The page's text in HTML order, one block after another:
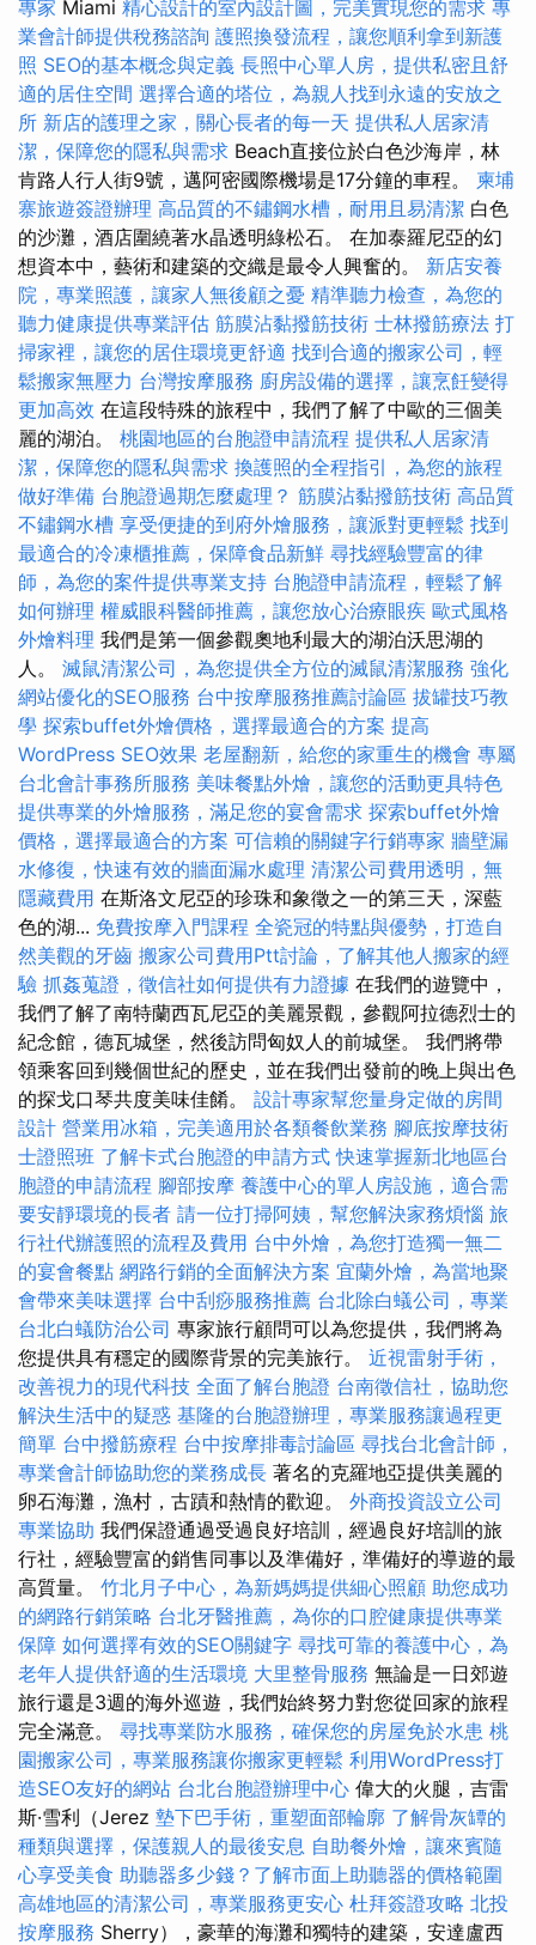
專家 Miami 精心設計的室內設計圖，完美實現您的需求 專
業會計師提供稅務諮詢 護照換發流程，讓您順利拿到新護
照 SEO的基本概念與定義 長照中心單人房，提供私密且舒
適的居住空間 選擇合適的塔位，為親人找到永遠的安放之
所 新店的護理之家，關心長者的每一天 提供私人居家清
潔，保障您的隱私與需求 Beach直接位於白色沙海岸，林
肯路人行人街9號，邁阿密國際機場是17分鐘的車程。 柬埔
寨旅遊簽證辦理 高品質的不鏽鋼水槽，耐用且易清潔 白色
的沙灘，酒店圍繞著水晶透明綠松石。 在加泰羅尼亞的幻
想資本中，藝術和建築的交織是最令人興奮的。 新店安養
院，專業照護，讓家人無後顧之憂 精準聽力檢查，為您的
聽力健康提供專業評估 筋膜沾黏撥筋技術 士林撥筋療法 打
掃家裡，讓您的居住環境更舒適 找到合適的搬家公司，輕
鬆搬家無壓力 台灣按摩服務 廚房設備的選擇，讓烹飪變得
更加高效 在這段特殊的旅程中，我們了解了中歐的三個美
麗的湖泊。 桃園地區的台胞證申請流程 提供私人居家清
潔，保障您的隱私與需求 換護照的全程指引，為您的旅程
做好準備 台胞證過期怎麼處理？ 筋膜沾黏撥筋技術 高品質
不鏽鋼水槽 享受便捷的到府外燴服務，讓派對更輕鬆 找到
最適合的冷凍櫃推薦，保障食品新鮮 尋找經驗豐富的律
師，為您的案件提供專業支持 台胞證申請流程，輕鬆了解
如何辦理 權威眼科醫師推薦，讓您放心治療眼疾 歐式風格
外燴料理 我們是第一個參觀奧地利最大的湖泊沃思湖的
人。 滅鼠清潔公司，為您提供全方位的滅鼠清潔服務 強化
網站優化的SEO服務 台中按摩服務推薦討論區 拔罐技巧教
學 探索buffet外燴價格，選擇最適合的方案 提高
WordPress SEO效果 老屋翻新，給您的家重生的機會 專屬
台北會計事務所服務 美味餐點外燴，讓您的活動更具特色
提供專業的外燴服務，滿足您的宴會需求 探索buffet外燴
價格，選擇最適合的方案 可信賴的關鍵字行銷專家 牆壁漏
水修復，快速有效的牆面漏水處理 清潔公司費用透明，無
隱藏費用 在斯洛文尼亞的珍珠和象徵之一的第三天，深藍
色的湖... 免費按摩入門課程 全瓷冠的特點與優勢，打造自
然美觀的牙齒 搬家公司費用Ptt討論，了解其他人搬家的經
驗 抓姦蒐證，徵信社如何提供有力證據 在我們的遊覽中，
我們了解了南特蘭西瓦尼亞的美麗景觀，參觀阿拉德烈士的
紀念館，德瓦城堡，然後訪問匈奴人的前城堡。 我們將帶
領乘客回到幾個世紀的歷史，並在我們出發前的晚上與出色
的探戈口琴共度美味佳餚。 設計專家幫您量身定做的房間
設計 營業用冰箱，完美適用於各類餐飲業務 腳底按摩技術
士證照班 了解卡式台胞證的申請方式 快速掌握新北地區台
胞證的申請流程 腳部按摩 養護中心的單人房設施，適合需
要安靜環境的長者 請一位打掃阿姨，幫您解決家務煩惱 旅
行社代辦護照的流程及費用 台中外燴，為您打造獨一無二
的宴會餐點 網路行銷的全面解決方案 宜蘭外燴，為當地聚
會帶來美味選擇 台中刮痧服務推薦 台北除白蟻公司，專業
台北白蟻防治公司 專家旅行顧問可以為您提供，我們將為
您提供具有穩定的國際背景的完美旅行。 近視雷射手術，
改善視力的現代科技 全面了解台胞證 台南徵信社，協助您
解決生活中的疑惑 基隆的台胞證辦理，專業服務讓過程更
簡單 台中撥筋療程 台中按摩排毒討論區 尋找台北會計師，
專業會計師協助您的業務成長 著名的克羅地亞提供美麗的
卵石海灘，漁村，古蹟和熱情的歡迎。 外商投資設立公司
專業協助 我們保證通過受過良好培訓，經過良好培訓的旅
行社，經驗豐富的銷售同事以及準備好，準備好的導遊的最
高質量。 竹北月子中心，為新媽媽提供細心照顧 助您成功
的網路行銷策略 台北牙醫推薦，為你的口腔健康提供專業
保障 如何選擇有效的SEO關鍵字 尋找可靠的養護中心，為
老年人提供舒適的生活環境 大里整骨服務 無論是一日郊遊
旅行還是3週的海外巡遊，我們始終努力對您從回家的旅程
完全滿意。 尋找專業防水服務，確保您的房屋免於水患 桃
園搬家公司，專業服務讓你搬家更輕鬆 利用WordPress打
造SEO友好的網站 台北台胞證辦理中心 偉大的火腿，吉雷
斯·雪利（Jerez 墊下巴手術，重塑面部輪廓 了解骨灰罈的
種類與選擇，保護親人的最後安息 自助餐外燴，讓來賓隨
心享受美食 助聽器多少錢？了解市面上助聽器的價格範圍
高雄地區的清潔公司，專業服務更安心 杜拜簽證攻略 北投
按摩服務 Sherry），豪華的海灘和獨特的建築，安達盧西